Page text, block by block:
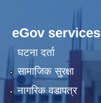
eGov services
घटना दर्ता
सामाजिक सुरक्षा
नागरिक वडापत्र